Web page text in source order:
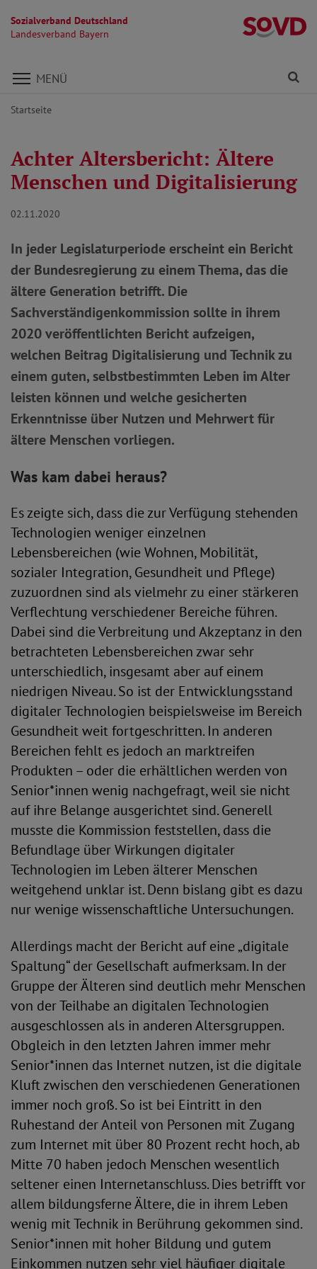
Sozialverband Deutschland
Landesverband Bayern
Direkt zu den Inhalten springen
MENÜ
Startseite
Achter Altersbericht: Ältere
Menschen und Digitalisierung
02.11.2020
In jeder Legislaturperiode erscheint ein Bericht
der Bundesregierung zu einem Thema, das die
ältere Generation betrifft. Die
Sachverständigenkommission sollte in ihrem
2020 veröffentlichten Bericht aufzeigen,
welchen Beitrag Digitalisierung und Technik zu
einem guten, selbstbestimmten Leben im Alter
leisten können und welche gesicherten
Erkenntnisse über Nutzen und Mehrwert für
ältere Menschen vorliegen.
Was kam dabei heraus?
Es zeigte sich, dass die zur Verfügung stehenden
Technologien weniger einzelnen
Lebensbereichen (wie Wohnen, Mobilität,
sozialer Integration, Gesundheit und Pflege)
zuzuordnen sind als vielmehr zu einer stärkeren
Verflechtung verschiedener Bereiche führen.
Dabei sind die Verbreitung und Akzeptanz in den
betrachteten Lebensbereichen zwar sehr
unterschiedlich, insgesamt aber auf einem
niedrigen Niveau. So ist der Entwicklungsstand
digitaler Technologien beispielsweise im Bereich
Gesundheit weit fortgeschritten. In anderen
Bereichen fehlt es jedoch an marktreifen
Produkten – oder die erhältlichen werden von
Senior*innen wenig nachgefragt, weil sie nicht
auf ihre Belange ausgerichtet sind. Generell
musste die Kommission feststellen, dass die
Befundlage über Wirkungen digitaler
Technologien im Leben älterer Menschen
weitgehend unklar ist. Denn bislang gibt es dazu
nur wenige wissenschaftliche Untersuchungen.
Allerdings macht der Bericht auf eine „digitale
Spaltung“ der Gesellschaft aufmerksam. In der
Gruppe der Älteren sind deutlich mehr Menschen
von der Teilhabe an digitalen Technologien
ausgeschlossen als in anderen Altersgruppen.
Obgleich in den letzten Jahren immer mehr
Senior*innen das Internet nutzen, ist die digitale
Kluft zwischen den verschiedenen Generationen
immer noch groß. So ist bei Eintritt in den
Ruhestand der Anteil von Personen mit Zugang
zum Internet mit über 80 Prozent recht hoch, ab
Mitte 70 haben jedoch Menschen wesentlich
seltener einen Internetanschluss. Dies betrifft vor
allem bildungsferne Ältere, die in ihrem Leben
wenig mit Technik in Berührung gekommen sind.
Senior*innen mit hoher Bildung und gutem
Einkommen nutzen sehr viel häufiger digitale